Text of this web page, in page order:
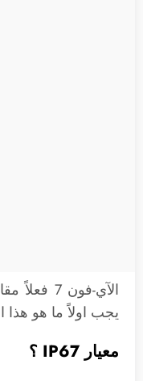
يجب اولاً ما هو هذا
معيار IP67 ؟